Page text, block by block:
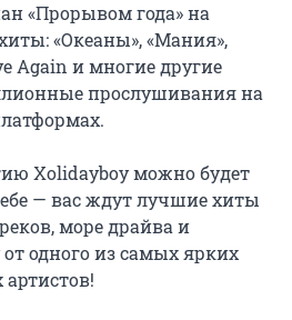
«Прорывом года» на
«Океаны», «Мания»,
Again и многие другие
прослушивания на
Xolidayboy можно будет
— вас ждут лучшие хиты
море драйва и
одного из самых ярких